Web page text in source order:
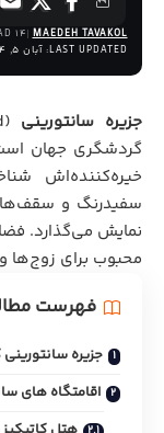
LAST UPDATED: آبان 5, 1404 1:08 ب.ظ
MAEDEH TAVAKOL
14 MIN READ
جزیره سانتورینی
گردشگری جهان
خیره‌کننده‌اش
سفیدرنگ و
نمایش می‌گذارد.
محبوب برای زوج‌ها
فهرست
جزیره
اقامتگاه های